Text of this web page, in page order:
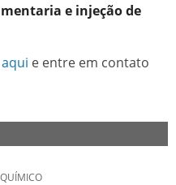
e injeção de
e entre em contato